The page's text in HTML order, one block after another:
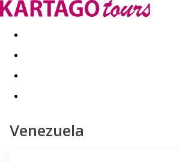
Last minute Dovolenkové kluby
Venezuela